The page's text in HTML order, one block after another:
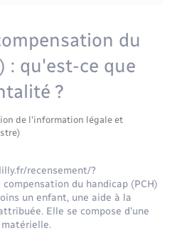
du
: qu'est-ce que
?
de l'information légale et
recensement/?
du handicap (PCH)
un enfant, une aide à la
Elle se compose d'une